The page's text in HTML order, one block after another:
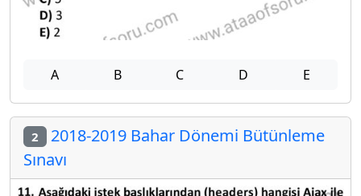
A B C D E
2 2018-2019 Bahar Dönemi Bütünleme
Sınavı